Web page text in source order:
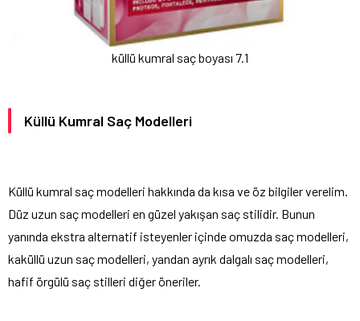
küllü kumral saç boyası 7.1
Küllü Kumral Saç Modelleri
Küllü kumral saç modelleri hakkında da kısa ve öz bilgiler verelim.
Düz uzun saç modelleri en güzel yakışan saç stilidir. Bunun
yanında ekstra alternatif isteyenler içinde omuzda saç modelleri,
kaküllü uzun saç modelleri, yandan ayrık dalgalı saç modelleri,
hafif örgülü saç stilleri diğer öneriler.